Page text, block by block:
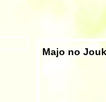
Majo no